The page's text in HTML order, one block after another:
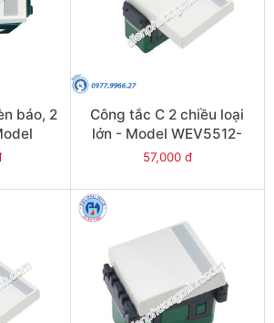
báo, 2
Công tắc C 2 chiều loại
lớn - Model WEV5512-
7SW
57,000 đ